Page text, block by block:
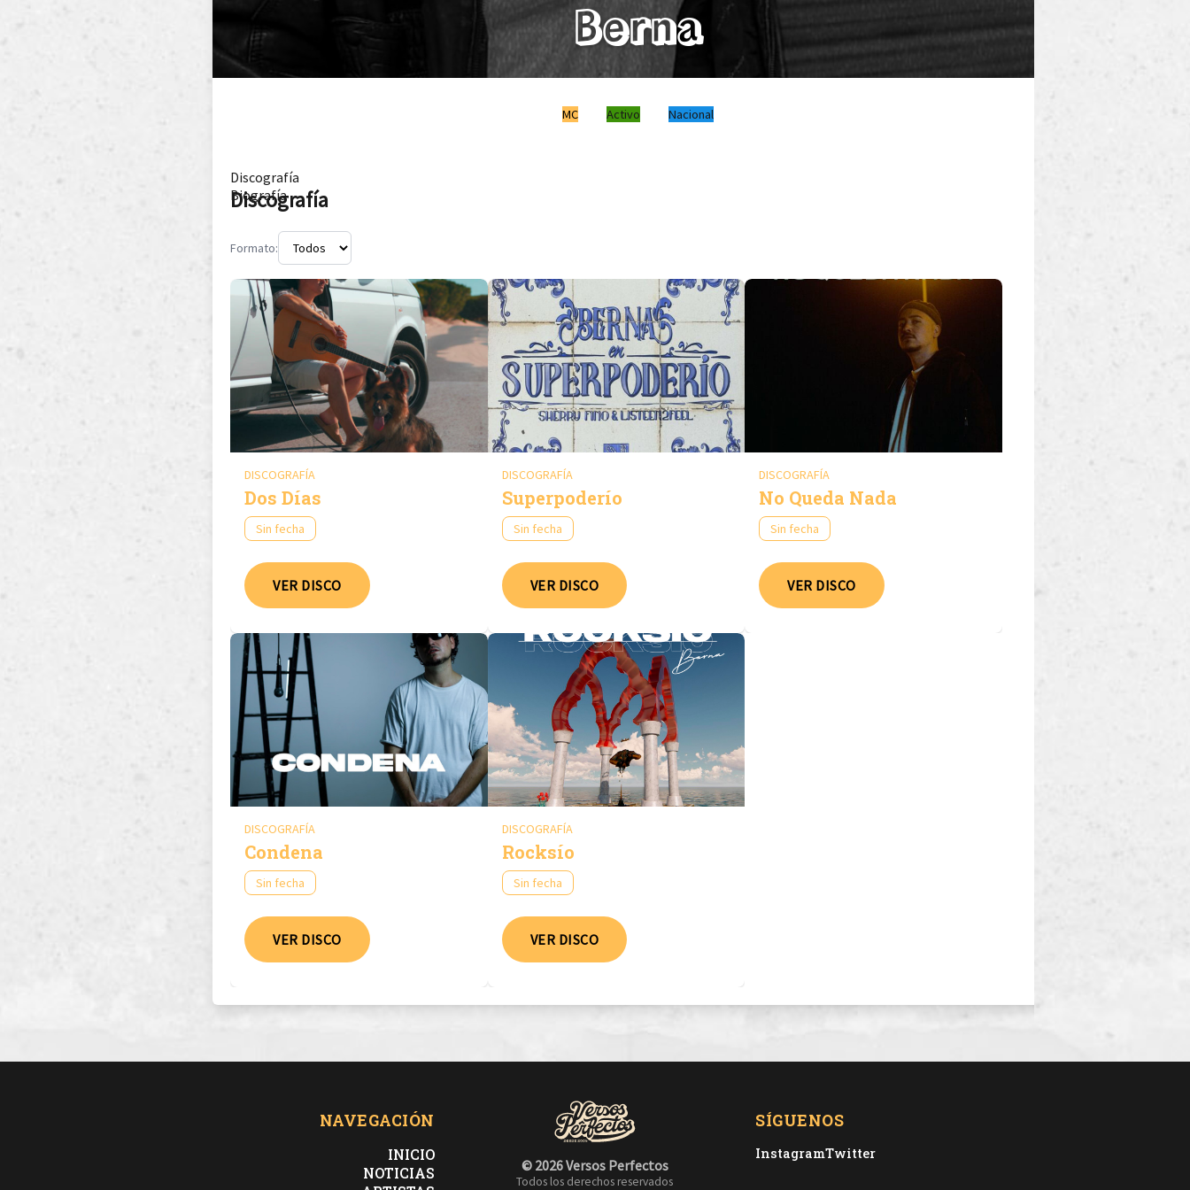
Berna
MC Activo Nacional
Discografía
Biografía
Discografía
Formato:
DISCOGRAFÍA
Dos Días
Sin fecha
VER DISCO
DISCOGRAFÍA
Superpoderío
Sin fecha
VER DISCO
DISCOGRAFÍA
No Queda Nada
Sin fecha
VER DISCO
DISCOGRAFÍA
Condena
Sin fecha
VER DISCO
DISCOGRAFÍA
Rocksío
Sin fecha
VER DISCO
NAVEGACIÓN
INICIO
NOTICIAS
© 2026 Versos Perfectos
Todos los derechos reservados
SÍGUENOS
InstagramTwitter